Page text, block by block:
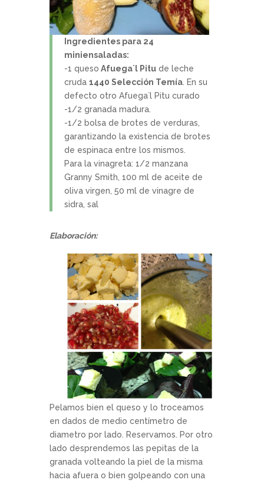
Ingredientes para 24
miniensaladas:
-1 queso Afuega`l Pitu de leche
cruda 1440 Selección Temía . En su
defecto otro Afuega`l Pitu curado
-1/2 granada madura.
-1/2 bolsa de brotes de verduras,
garantizando la existencia de brotes
de espinaca entre los mismos.
Para la vinagreta: 1/2 manzana
Granny Smith, 100 ml de aceite de
oliva virgen, 50 ml de vinagre de
sidra, sal
Elaboración:
Pelamos bien el queso y lo troceamos
en dados de medio centímetro de
diametro por lado. Reservamos. Por otro
lado desprendemos las pepitas de la
granada volteando la piel de la misma
hacia afuera o bien golpeando con una